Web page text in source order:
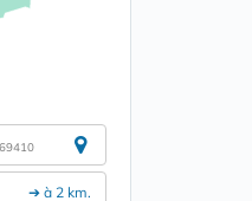
➔ à 2 km.